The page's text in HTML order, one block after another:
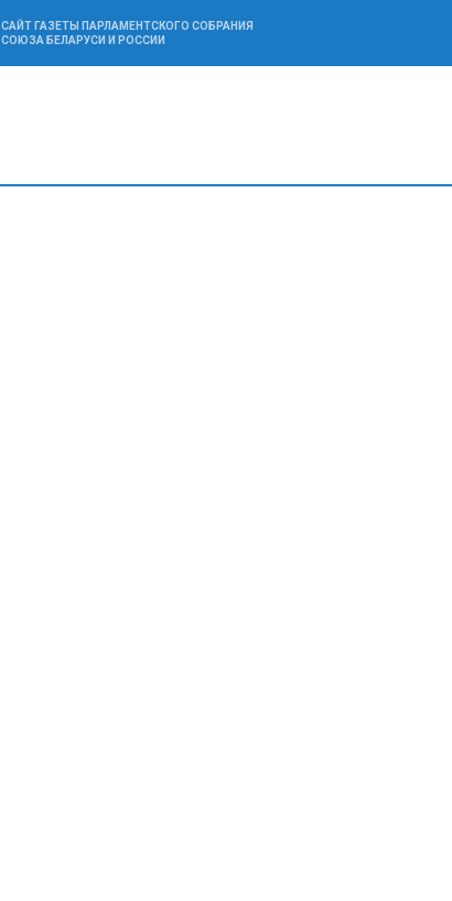
САЙТ ГАЗЕТЫ ПАРЛАМЕНТСКОГО СОБРАНИЯ
СОЮЗА БЕЛАРУСИ И РОССИИ